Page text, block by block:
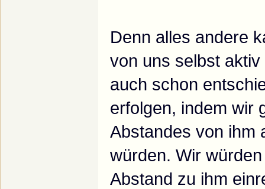
Denn alles andere
von uns selbst
auch schon
erfolgen, indem wir
Abstandes von ihm
würden. Wir
Abstand zu ihm